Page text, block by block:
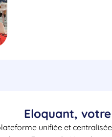
Eloquant,
unifiée et